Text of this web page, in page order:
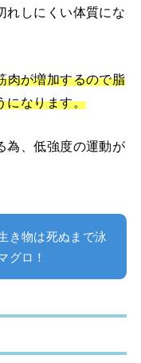
れしにくい体質にな
肉が増加するので脂
になります。
為、低強度の運動が
き物は死ぬまで泳
グロ！